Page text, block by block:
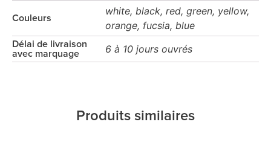
Couleurs
white, black, red, green, yellow,
orange, fucsia, blue
Délai de livraison
avec marquage
6 à 10 jours ouvrés
Produits similaires